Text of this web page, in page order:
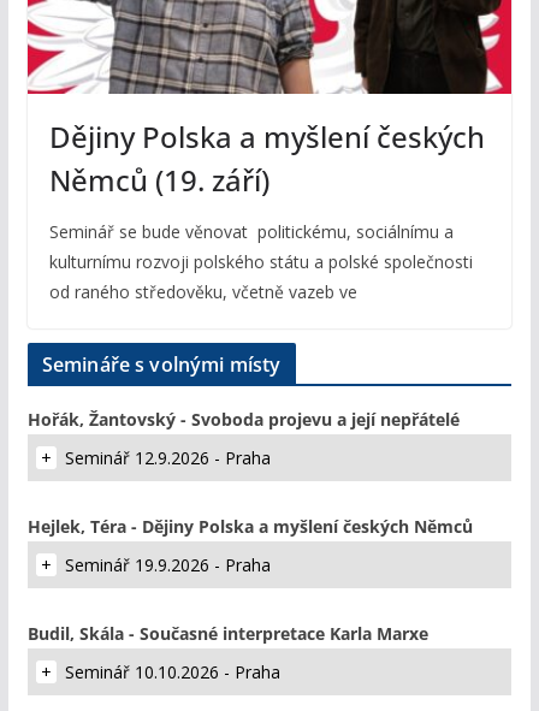
Dějiny Polska a myšlení českých
Němců (19. září)
Seminář se bude věnovat politickému, sociálnímu a
kulturnímu rozvoji polského státu a polské společnosti
od raného středověku, včetně vazeb ve
Semináře s volnými místy
Hořák, Žantovský - Svoboda projevu a její nepřátelé
Seminář 12.9.2026 - Praha
Hejlek, Téra - Dějiny Polska a myšlení českých Němců
Seminář 19.9.2026 - Praha
Budil, Skála - Současné interpretace Karla Marxe
Seminář 10.10.2026 - Praha